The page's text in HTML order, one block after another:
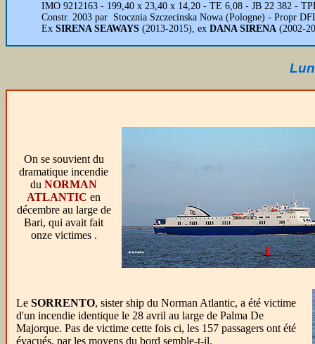
IMO 9212163 - 199,40 x 23,40 x 14,20 - TE 6,08 - JB 22 382 -
Constr. 2003 par Stocznia Szczecinska Nowa (Pologne) - Propr
Ex SIRENA SEAWAYS (2013-2015), ex DANA SIRENA (2002-
On se souvient du
dramatique incendie
du NORMAN
ATLANTIC en
décembre au large de
Bari, qui avait fait
onze victimes .
Le SORRENTO, sister ship du Norman Atlantic, a été victime
d'un incendie identique le 28 avril au large de Palma De
Majorque. Pas de victime cette fois ci, les 157 passagers ont été
évacués, par les moyens du bord semble-t-il.